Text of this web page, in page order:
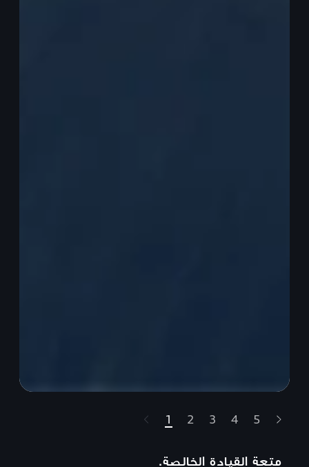
1 2 3 4 5
متعة القيادة الخالصة.